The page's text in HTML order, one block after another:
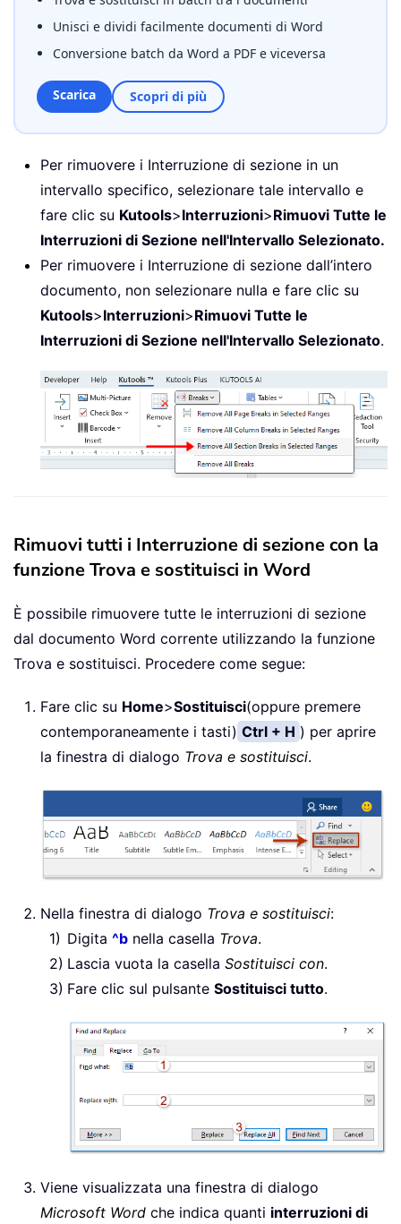
Unisci e dividi facilmente documenti di Word
Conversione batch da Word a PDF e viceversa
Scarica Scopri di più
Per rimuovere i Interruzione di sezione in un
intervallo specifico, selezionare tale intervallo e
fare clic su Kutools>Interruzioni>Rimuovi Tutte le
Interruzioni di Sezione nell'Intervallo Selezionato.
Per rimuovere i Interruzione di sezione dall’intero
documento, non selezionare nulla e fare clic su
Kutools>Interruzioni>Rimuovi Tutte le
Interruzioni di Sezione nell'Intervallo Selezionato.
Rimuovi tutti i Interruzione di sezione con la
funzione Trova e sostituisci in Word
È possibile rimuovere tutte le interruzioni di sezione
dal documento Word corrente utilizzando la funzione
Trova e sostituisci. Procedere come segue:
Fare clic su Home>Sostituisci(oppure premere
contemporaneamente i tasti) Ctrl + H ) per aprire
la finestra di dialogo Trova e sostituisci.
Nella finestra di dialogo Trova e sostituisci:
Digita ^b nella casella Trova.
Lascia vuota la casella Sostituisci con.
Fare clic sul pulsante Sostituisci tutto.
Viene visualizzata una finestra di dialogo
Microsoft Word che indica quanti interruzioni di